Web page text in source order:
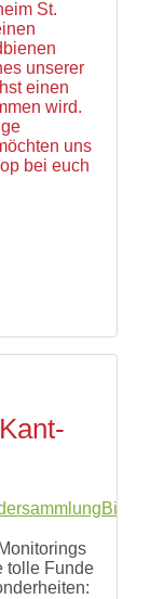
St.
unserer
einen
wird.
uns
bei euch
tolle Funde